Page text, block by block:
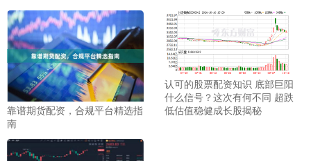
靠谱期货配资，合规平台精选指
南
认可的股票配资知识 底部巨阳
什么信号？这次有何不同 超跌
低估值稳健成长股揭秘